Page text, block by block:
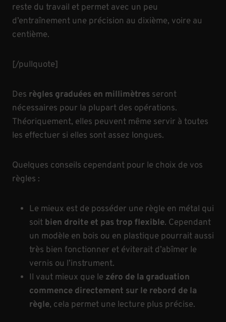
reste du travail et permet avec un peu
d’entraînement une précision au dixième, voire au
centième.
[/pullquote]
Des règles graduées en millimètres seront
nécessaires pour la plupart des opérations.
Théoriquement, elles peuvent même servir à toutes
les effectuer si elles sont assez longues.
Quelques conseils cependant pour le choix de vos
règles :
Le mieux est de posséder une règle en métal qui
soit bien droite et pas trop flexible. Cependant
un modèle en bois ou en plastique pourrait aussi
très bien fonctionner et éviterait d’abîmer le
vernis ou l’instrument.
Il vaut mieux que le zéro de la graduation
commence directement sur le rebord de la
règle, cela permet une lecture plus précise.